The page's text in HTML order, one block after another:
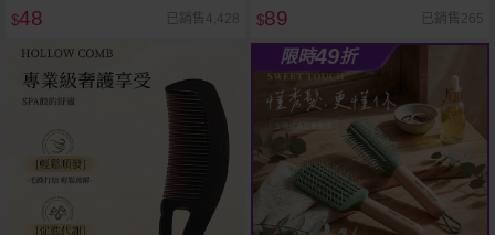
$48 已銷售4,428 $89 已銷售265
限時49折